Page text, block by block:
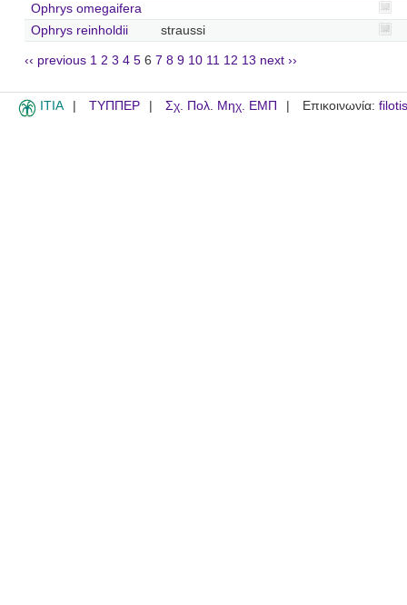
Ophrys omegaifera
Ophrys reinholdii
straussi
‹‹ previous 1 2 3 4 5 6 7 8 9 10 11 12 13 next ››
ITIA ΤΥΠΠΕΡ Σχ. Πολ. Μηχ. ΕΜΠ Επικοινωνία: